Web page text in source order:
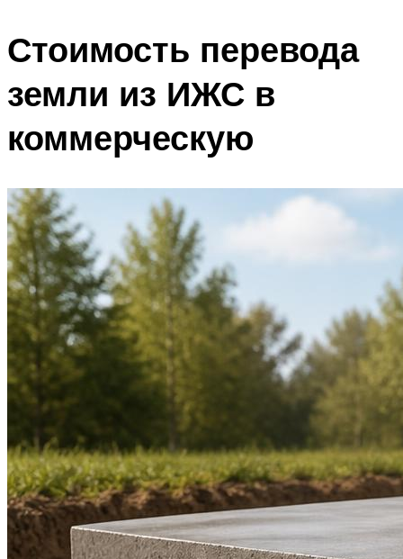
Стоимость перевода
земли из ИЖС в
коммерческую